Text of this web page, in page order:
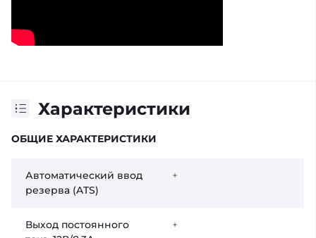
Характеристики
ОБЩИЕ ХАРАКТЕРИСТИКИ
Автоматический ввод
резерва (ATS)
+
Выход постоянного
+